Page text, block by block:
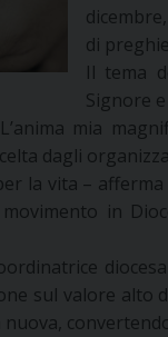
di
Il tema
Signore e
mia
dagli
la vita –
in
sul valore alto